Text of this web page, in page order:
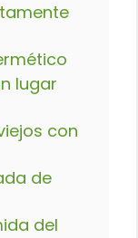
lugar
con
de
del